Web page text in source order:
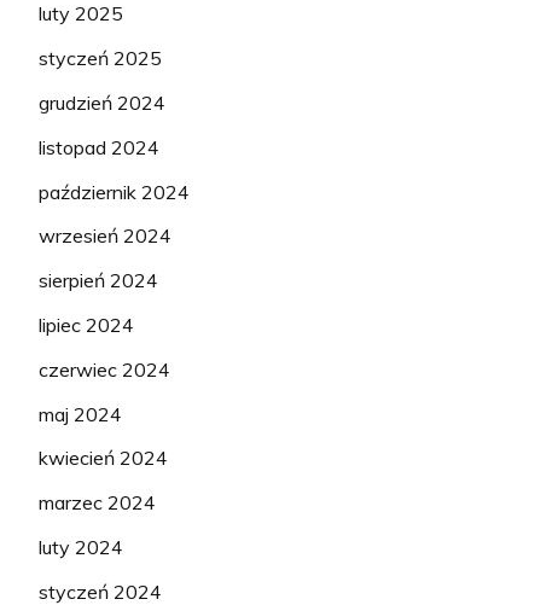
luty 2025
styczeń 2025
grudzień 2024
listopad 2024
październik 2024
wrzesień 2024
sierpień 2024
lipiec 2024
czerwiec 2024
maj 2024
kwiecień 2024
marzec 2024
luty 2024
styczeń 2024